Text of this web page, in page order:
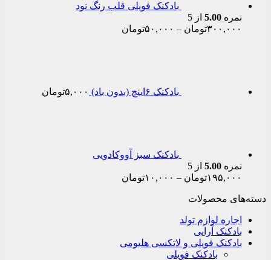
بادکنک فویلی قلب رنگ نود
نمره 5.00 از 5
۳۰۰,۰۰۰تومان – ۵۰,۰۰۰تومان
بادکنک ۶اینچ (بدون باد)
۵,۰۰۰تومان
بادکنک سبز آووکادویی
نمره 5.00 از 5
۱۹۵,۰۰۰تومان – ۱۰,۰۰۰تومان
دسته‌های محصولات
اجاره لوازم تولد
بادکنک آرایی
بادکنک فویلی و لاتکسی هلیومی
بادکنک فویلی